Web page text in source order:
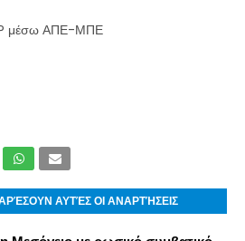
μέσω ΑΠΕ-ΜΠΕ
ΑΥΤΈΣ ΟΙ ΑΝΑΡΤΉΣΕΙΣ